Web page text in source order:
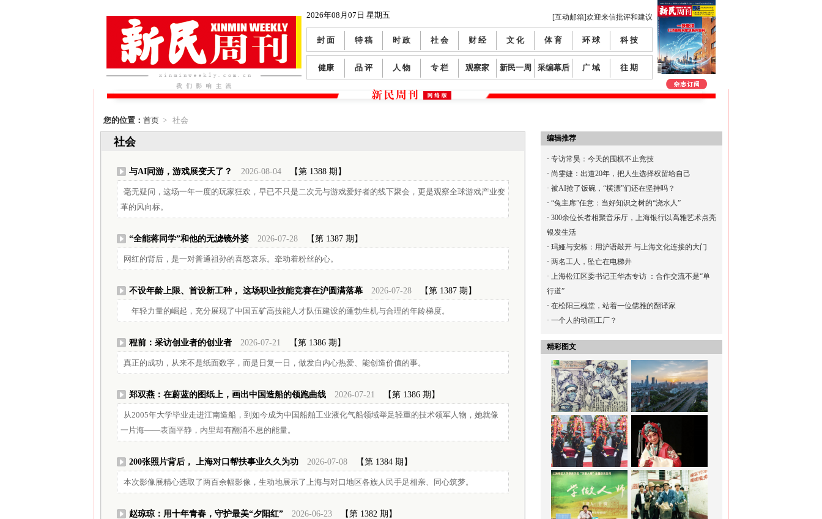
2026年08月07日 星期五 [互动邮箱]欢迎来信批评和建议
封 面 特 稿 时 政 社 会 财 经 文 化 体 育 环 球 科 技
健康 品 评 人 物 专 栏 观察家 新民一周 采编幕后 广 域 往 期
您的位置： 首页> 社会
社会
与AI同游，游戏展变天了？ 2026-08-04 【第 1388 期】
毫无疑问，这场一年一度的玩家狂欢，早已不只是二次元与游戏爱好者的线下聚会，更是观察全球游戏产业变
革的风向标。
“全能蒋同学”和他的无滤镜外婆 2026-07-28 【第 1387 期】
网红的背后，是一对普通祖孙的喜怒哀乐。牵动着粉丝的心。
不设年龄上限、首设新工种， 这场职业技能竞赛在沪圆满落幕 2026-07-28 【第 1387 期】
年轻力量的崛起，充分展现了中国五矿高技能人才队伍建设的蓬勃生机与合理的年龄梯度。
程前：采访创业者的创业者 2026-07-21 【第 1386 期】
真正的成功，从来不是纸面数字，而是日复一日，做发自内心热爱、能创造价值的事。
郑双燕：在蔚蓝的图纸上，画出中国造船的领跑曲线 2026-07-21 【第 1386 期】
从2005年大学毕业走进江南造船，到如今成为中国船舶工业液化气船领域举足轻重的技术领军人物，她就像
一片海——表面平静，内里却有翻涌不息的能量。
200张照片背后， 上海对口帮扶事业久久为功 2026-07-08 【第 1384 期】
本次影像展精心选取了两百余幅影像，生动地展示了上海与对口地区各族人民手足相亲、同心筑梦。
赵琼琼：用十年青春，守护最美“夕阳红” 2026-06-23 【第 1382 期】
编辑推荐
· 专访常昊：今天的围棋不止竞技
· 尚雯婕：出道20年，把人生选择权留给自己
· 被AI抢了饭碗，“横漂”们还在坚持吗？
· “兔主席”任意：当好知识之树的“浇水人”
· 300余位长者相聚音乐厅，上海银行以高雅艺术点亮
银发生活
· 玛娅与安栋：用沪语敲开 与上海文化连接的大门
· 两名工人，坠亡在电梯井
· 上海松江区委书记王华杰专访 ：合作交流不是“单
行道”
· 在松阳三槐堂，站着一位儒雅的翻译家
· 一个人的动画工厂？
精彩图文